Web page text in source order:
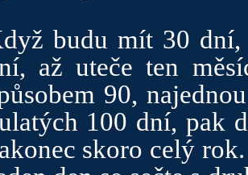
budu mít 30 dní,
až uteče ten
90,
100 dní, pak
skoro celý